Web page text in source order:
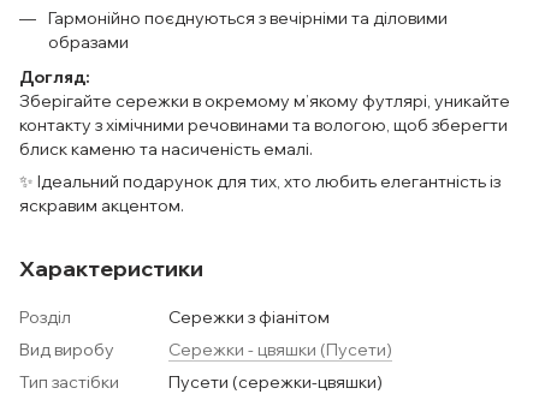
Гармонійно поєднуються з вечірніми та діловими
образами
Догляд:
Зберігайте сережки в окремому м’якому футлярі, уникайте
контакту з хімічними речовинами та вологою, щоб зберегти
блиск каменю та насиченість емалі.
✨ Ідеальний подарунок для тих, хто любить елегантність із
яскравим акцентом.
Характеристики
Розділ
Сережки з фіанітом
Вид виробу
Сережки - цвяшки (Пусети)
Тип застібки
Пусети (сережки-цвяшки)